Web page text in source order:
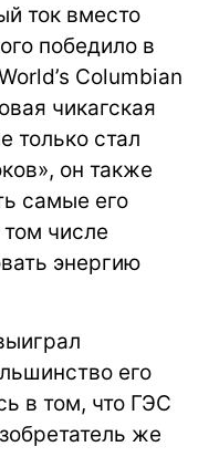
ток вместо
победило в
Columbian
чикагская
только стал
он также
самые его
числе
энергию
его
в том, что ГЭС
же